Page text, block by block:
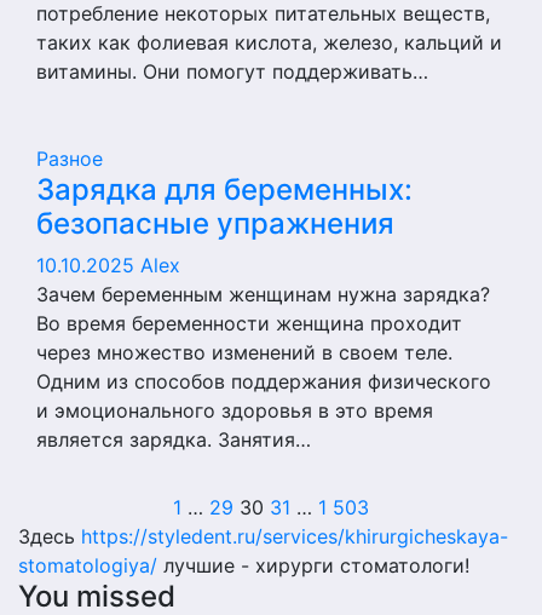
потребление некоторых питательных веществ,
таких как фолиевая кислота, железо, кальций и
витамины. Они помогут поддерживать…
Разное
Зарядка для беременных:
безопасные упражнения
10.10.2025 Alex
Зачем беременным женщинам нужна зарядка?
Во время беременности женщина проходит
через множество изменений в своем теле.
Одним из способов поддержания физического
и эмоционального здоровья в это время
является зарядка. Занятия…
Пагинация
записей
1 … 29 30 31 … 1 503
Здесь https://styledent.ru/services/khirurgicheskaya-
stomatologiya/ лучшие - хирурги стоматологи!
You missed